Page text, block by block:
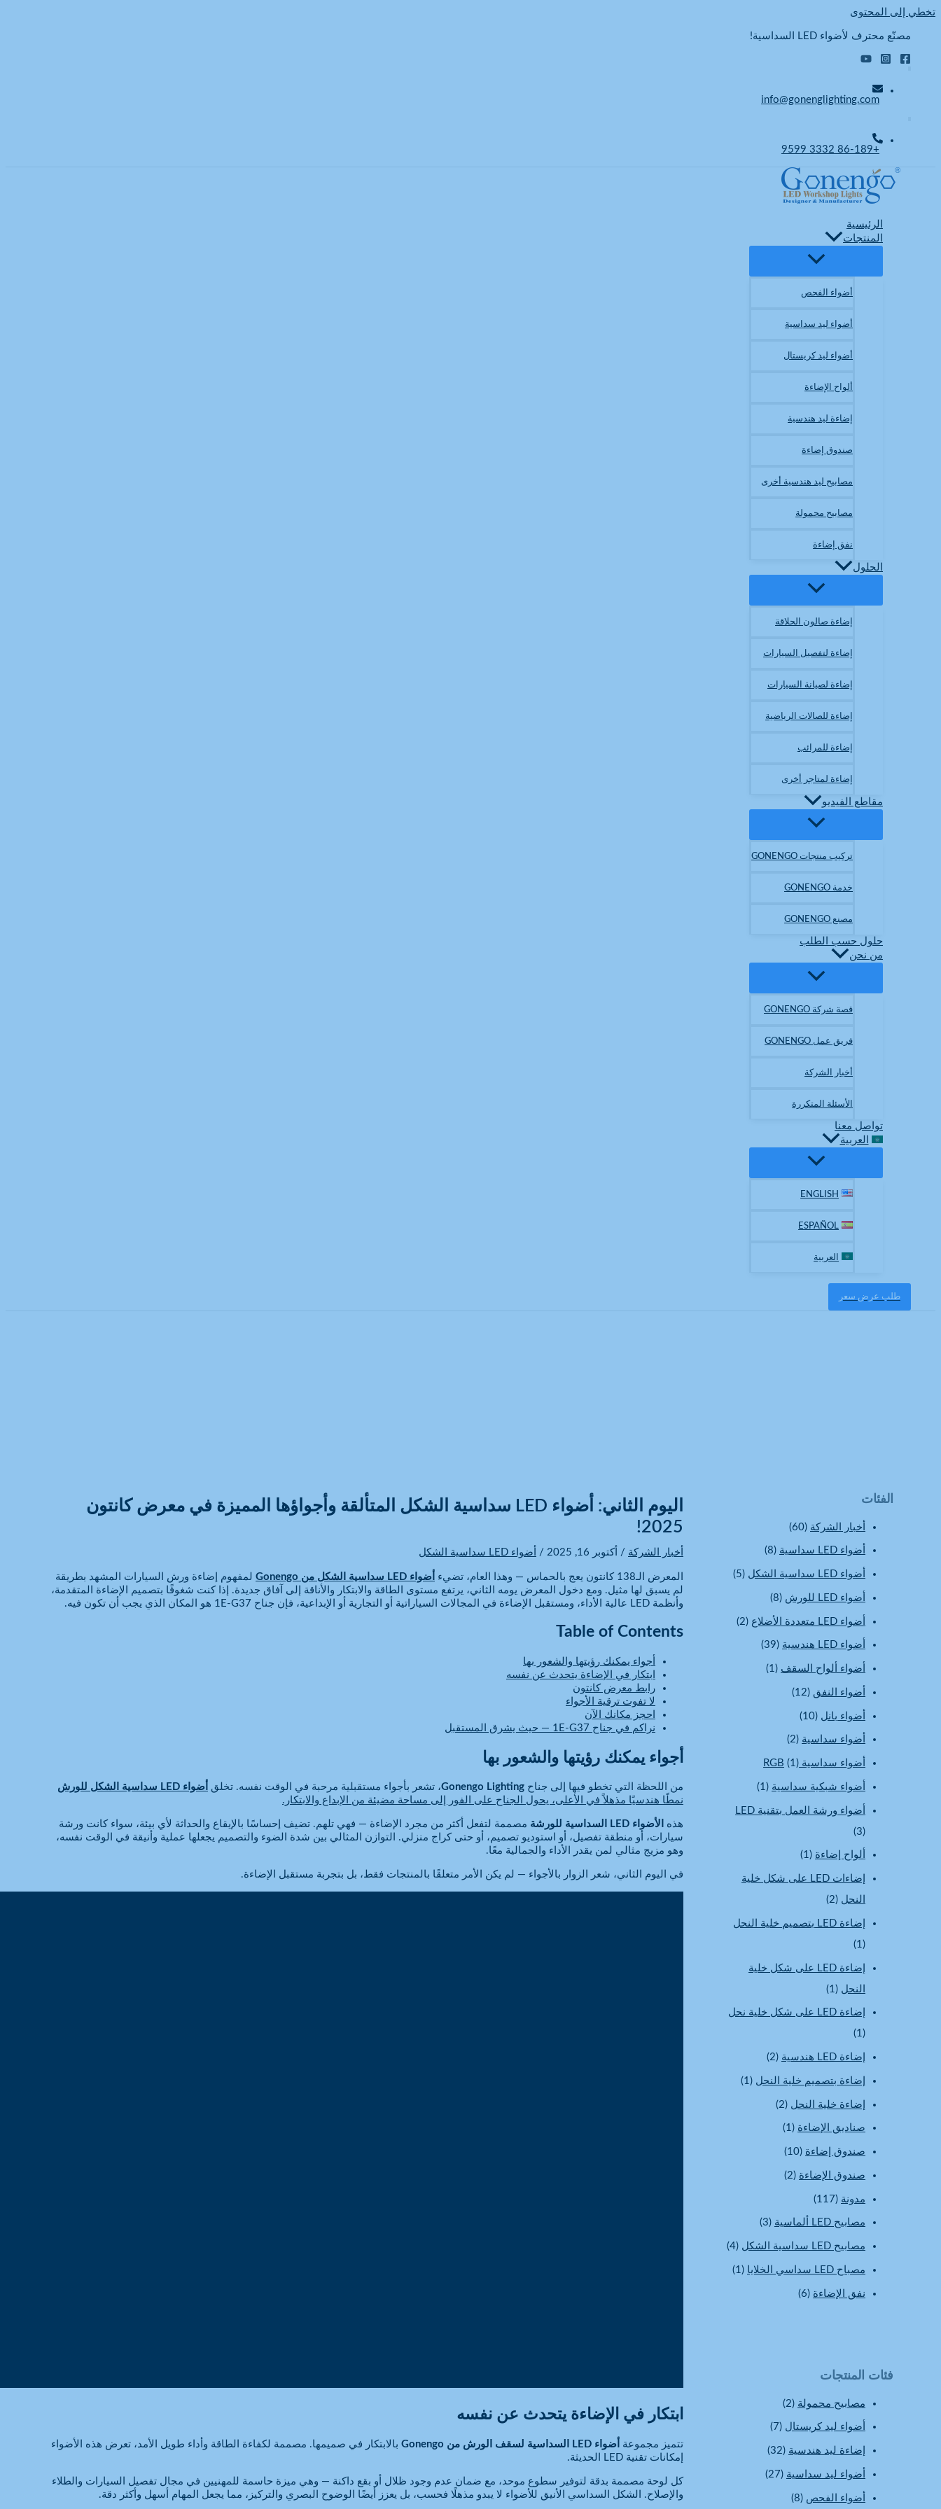
تخطي إلى المحتوى
مصنّع محترف لأضواء LED السداسية!
info@gonenglighting.com
+86-189 3332 9599
الرئيسية
المنتجات
أضواء الفحص
أضواء ليد سداسية
أضواء ليد كريستال
ألواح الإضاءة
إضاءة ليد هندسية
صندوق إضاءة
مصابيح ليد هندسية أخرى
مصابيح محمولة
نفق إضاءة
الحلول
إضاءة صالون الحلاقة
إضاءة لتفصيل السيارات
إضاءة لصيانة السيارات
إضاءة للصالات الرياضية
إضاءة للمرائب
إضاءة لمتاجر أخرى
مقاطع الفيديو
تركيب منتجات GONENGO
خدمة GONENGO
مصنع GONENGO
حلول حسب الطلب
من نحن
قصة شركة GONENGO
فريق عمل GONENGO
أخبار الشركة
الأسئلة المتكررة
تواصل معنا
العربية
ENGLISH
ESPAÑOL
العربية
طلب عرض سعر
الفئات
أخبار الشركة (60)
أضواء LED سداسية (8)
أضواء LED سداسية الشكل (5)
أضواء LED للورش (8)
أضواء LED متعددة الأضلاع (2)
أضواء LED هندسية (39)
أضواء ألواح السقف (1)
أضواء النفق (12)
أضواء بانل (10)
أضواء سداسية (2)
أضواء سداسية RGB (1)
أضواء شبكية سداسية (1)
أضواء ورشة العمل بتقنية LED
(3)
ألواح إضاءة (1)
إضاءات LED على شكل خلية
النحل (2)
إضاءة LED بتصميم خلية النحل
(1)
إضاءة LED على شكل خلية
النحل (1)
إضاءة LED على شكل خلية نحل
(1)
إضاءة LED هندسية (2)
إضاءة بتصميم خلية النحل (1)
إضاءة خلية النحل (2)
صناديق الإضاءة (1)
صندوق إضاءة (10)
صندوق الإضاءة (2)
مدونة (117)
مصابيح LED ألماسية (3)
مصابيح LED سداسية الشكل (4)
مصباح LED سداسي الخلايا (1)
نفق الإضاءة (6)
فئات المنتجات
مصابيح محمولة (2)
أضواء ليد كريستال (7)
إضاءة ليد هندسية (32)
أضواء ليد سداسية (27)
أضواء الفحص (8)
اليوم الثاني: أضواء LED سداسية الشكل المتألقة وأجواؤها المميزة في معرض كانتون
2025!
أخبار الشركة / أكتوبر 16, 2025 / أضواء LED سداسية الشكل
المعرض الـ138 كانتون يعج بالحماس — وهذا العام، تضيء أضواء LED سداسية الشكل من Gonengo
لمفهوم إضاءة ورش السيارات المشهد بطريقة
لم يسبق لها مثيل. ومع دخول المعرض يومه الثاني، يرتفع مستوى الطاقة والابتكار والأناقة إلى آفاق جديدة. إذا كنت شغوفًا بتصميم الإضاءة المتقدمة،
وأنظمة LED عالية الأداء، ومستقبل الإضاءة في المجالات السياراتية أو التجارية أو الإبداعية، فإن جناح 1E-G37 هو المكان الذي يجب أن تكون فيه.
Table of Contents
أجواء يمكنك رؤيتها والشعور بها
ابتكار في الإضاءة يتحدث عن نفسه
رابط معرض كانتون
لا تفوت ترقية الأجواء
احجز مكانك الآن
نراكم في جناح 1E-G37 — حيث يشرق المستقبل
أجواء يمكنك رؤيتها والشعور بها
من اللحظة التي تخطو فيها إلى جناح Gonengo Lighting، تشعر بأجواء مستقبلية مرحبة في الوقت نفسه. تخلق أضواء LED سداسية الشكل للورش
نمطًا هندسيًا مذهلاً في الأعلى، يحول الجناح على الفور إلى مساحة مضيئة من الإبداع والابتكار.
هذه الأضواء LED السداسية للورشة
مصممة لتفعل أكثر من مجرد الإضاءة — فهي تلهم. تضيف إحساسًا بالإيقاع والحداثة لأي بيئة، سواء كانت ورشة
سيارات، أو منطقة تفصيل، أو استوديو تصميم، أو حتى كراج منزلي. التوازن المثالي بين شدة الضوء والتصميم يجعلها عملية وأنيقة في الوقت نفسه،
وهو مزيج مثالي لمن يقدر الأداء والجمالية معًا.
في اليوم الثاني، شعر الزوار بالأجواء — لم يكن الأمر متعلقًا بالمنتجات فقط، بل بتجربة مستقبل الإضاءة.
ابتكار في الإضاءة يتحدث عن نفسه
تتميز مجموعة أضواء LED السداسية لسقف الورش من Gonengo
بالابتكار في صميمها. مصممة لكفاءة الطاقة وأداء طويل الأمد، تعرض هذه الأضواء
إمكانات تقنية LED الحديثة.
كل لوحة مصممة بدقة لتوفير سطوع موحد، مع ضمان عدم وجود ظلال أو بقع داكنة — وهي ميزة حاسمة للمهنيين في مجال تفصيل السيارات والطلاء
والإصلاح. الشكل السداسي الأنيق للأضواء لا يبدو مذهلًا فحسب، بل يعزز أيضًا الوضوح البصري والتركيز، مما يجعل المهام أسهل وأكثر دقة.